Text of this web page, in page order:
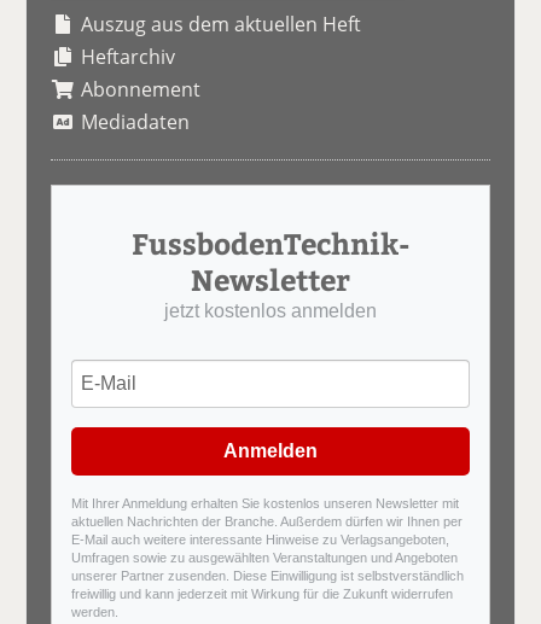
Auszug aus dem aktuellen Heft
Heftarchiv
Abonnement
Mediadaten
FussbodenTechnik-
Newsletter
jetzt kostenlos anmelden
Anmelden
Mit Ihrer Anmeldung erhalten Sie kostenlos unseren Newsletter mit
aktuellen Nachrichten der Branche. Außerdem dürfen wir Ihnen per
E-Mail auch weitere interessante Hinweise zu Verlagsangeboten,
Umfragen sowie zu ausgewählten Veranstaltungen und Angeboten
unserer Partner zusenden. Diese Einwilligung ist selbstverständlich
freiwillig und kann jederzeit mit Wirkung für die Zukunft widerrufen
werden.